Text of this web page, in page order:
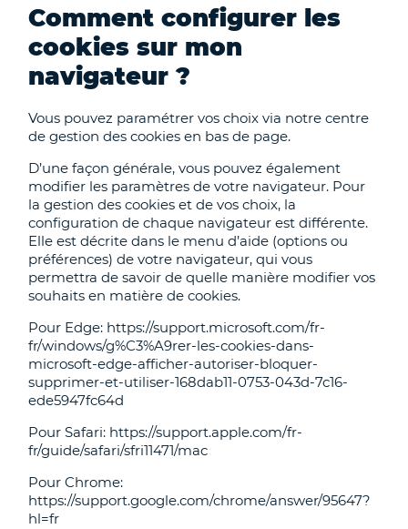
Comment configurer les
cookies sur mon
navigateur ?
Vous pouvez paramétrer vos choix via notre centre
de gestion des cookies en bas de page.
D’une façon générale, vous pouvez également
modifier les paramètres de votre navigateur. Pour
la gestion des cookies et de vos choix, la
configuration de chaque navigateur est différente.
Elle est décrite dans le menu d’aide (options ou
préférences) de votre navigateur, qui vous
permettra de savoir de quelle manière modifier vos
souhaits en matière de cookies.
Pour Edge: https://support.microsoft.com/fr-
fr/windows/g%C3%A9rer-les-cookies-dans-
microsoft-edge-afficher-autoriser-bloquer-
supprimer-et-utiliser-168dab11-0753-043d-7c16-
ede5947fc64d
Pour Safari: https://support.apple.com/fr-
fr/guide/safari/sfri11471/mac
Pour Chrome:
https://support.google.com/chrome/answer/95647?
hl=fr